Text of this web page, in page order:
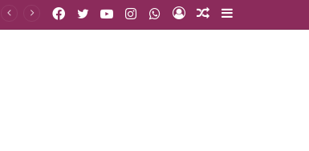
Artigo
Entrar
WhatsApp
Instagram
YouTube
Twitter
Facebook